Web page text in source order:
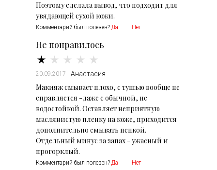
Поэтому сделала вывод, что подходит для
увядающей сухой кожи.
Комментарий был полезен? Да Нет
Не понравилось
20.09.2017 Анастасия
Макияж смывает плохо, с тушью вообще не
справляется -даже с обычной, не
водостойкой. Оставляет неприятную
маслянистую пленку на коже, приходится
дополнительно смывать пенкой.
Отдельный минус за запах - ужасный и
прогорклый.
Комментарий был полезен? Да Нет